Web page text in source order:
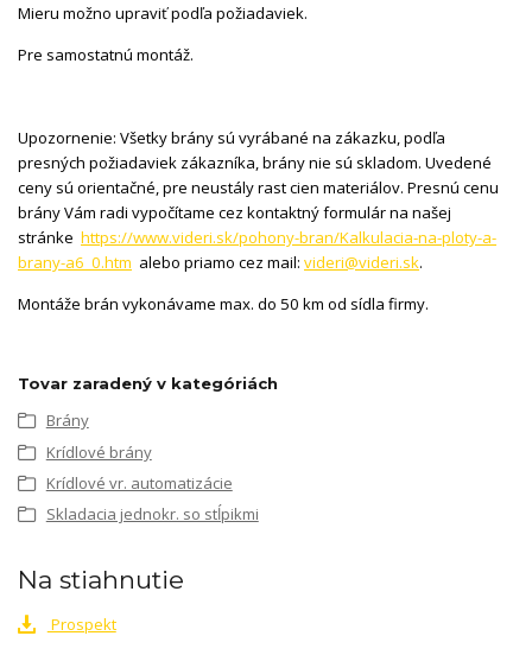
Mieru možno upraviť podľa požiadaviek.
Pre samostatnú montáž.
Upozornenie: Všetky brány sú vyrábané na zákazku, podľa
presných požiadaviek zákazníka, brány nie sú skladom. Uvedené
ceny sú orientačné, pre neustály rast cien materiálov. Presnú cenu
brány Vám radi vypočítame cez kontaktný formulár na našej
stránke https://www.videri.sk/pohony-bran/Kalkulacia-na-ploty-a-
brany-a6_0.htm alebo priamo cez mail: videri@videri.sk.
Montáže brán vykonávame max. do 50 km od sídla firmy.
Tovar zaradený v kategóriách
Brány
Krídlové brány
Krídlové vr. automatizácie
Skladacia jednokr. so stĺpikmi
Na stiahnutie
Prospekt